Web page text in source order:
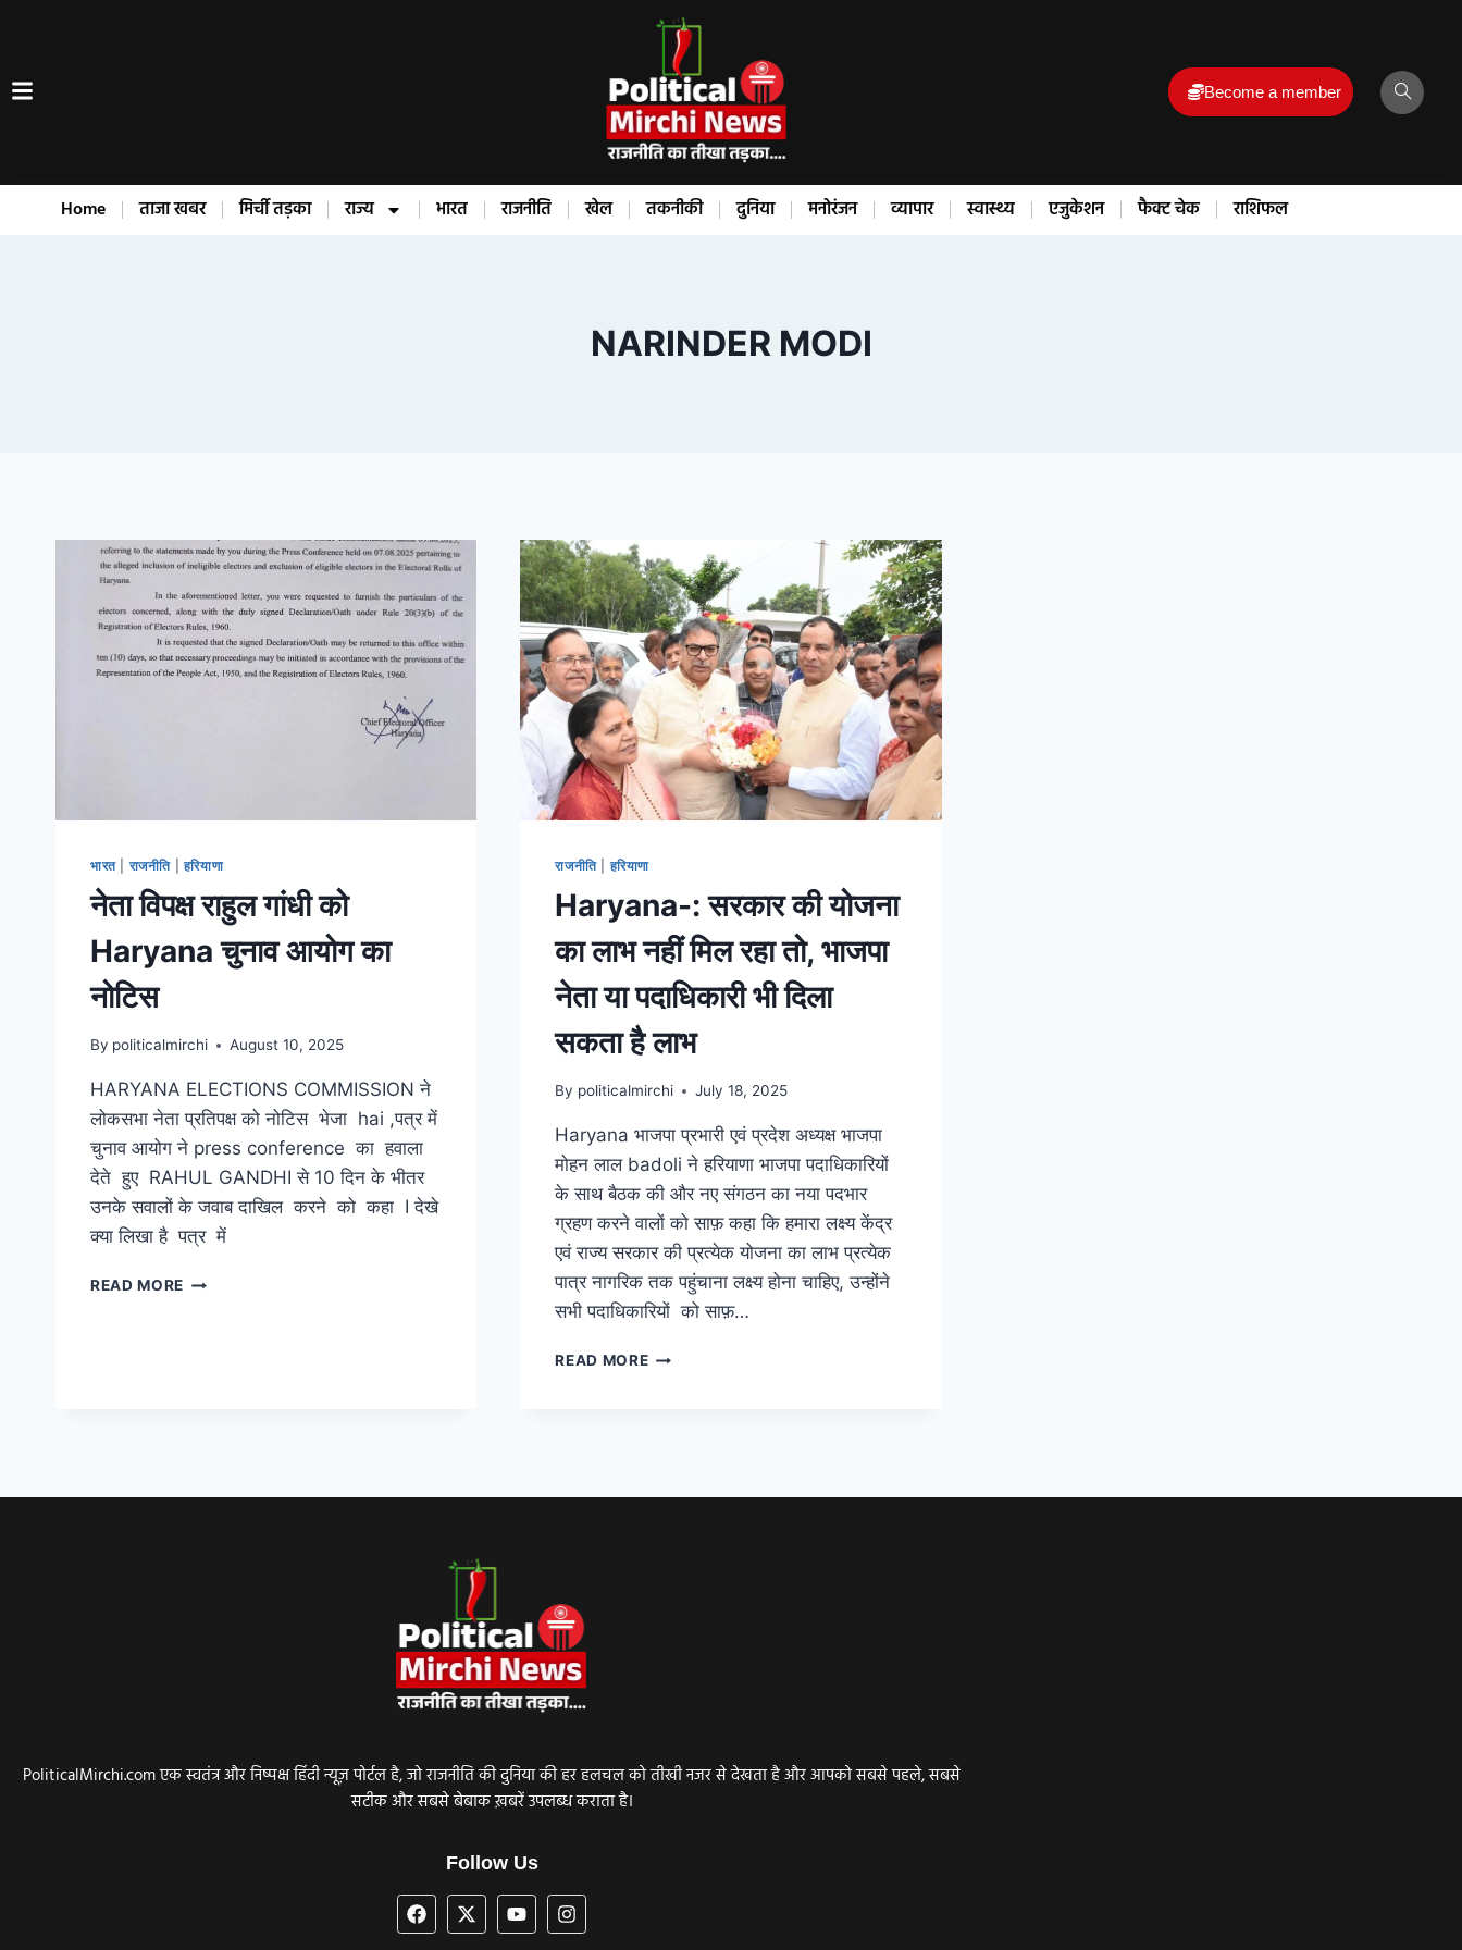
Become a member
Home ताजा खबर मिर्ची तड़का राज्य भारत राजनीति खेल तकनीकी दुनिया मनोरंजन व्यापार स्वास्थ्य एजुकेशन फैक्ट चेक राशिफल
NARINDER MODI
भारत| राजनीति| हरियाणा
नेता विपक्ष राहुल गांधी को
Haryana चुनाव आयोग का
नोटिस
By politicalmirchi August 10, 2025
HARYANA ELECTIONS COMMISSION ने
लोकसभा नेता प्रतिपक्ष को नोटिस भेजा hai ,पत्र में
चुनाव आयोग ने press conference का हवाला
देते हुए RAHUL GANDHI से 10 दिन के भीतर
उनके सवालों के जवाब दाखिल करने को कहा I देखे
क्या लिखा है पत्र में
READ MORE
राजनीति| हरियाणा
Haryana-: सरकार की योजना
का लाभ नहीं मिल रहा तो, भाजपा
नेता या पदाधिकारी भी दिला
सकता है लाभ
By politicalmirchi July 18, 2025
Haryana भाजपा प्रभारी एवं प्रदेश अध्यक्ष भाजपा
मोहन लाल badoli ने हरियाणा भाजपा पदाधिकारियों
के साथ बैठक की और नए संगठन का नया पदभार
ग्रहण करने वालों को साफ़ कहा कि हमारा लक्ष्य केंद्र
एवं राज्य सरकार की प्रत्येक योजना का लाभ प्रत्येक
पात्र नागरिक तक पहुंचाना लक्ष्य होना चाहिए, उन्होंने
सभी पदाधिकारियों को साफ़…
READ MORE
PoliticalMirchi.com एक स्वतंत्र और निष्पक्ष हिंदी न्यूज़ पोर्टल है, जो राजनीति की दुनिया की हर हलचल को तीखी नजर से देखता है और आपको सबसे पहले, सबसे
सटीक और सबसे बेबाक ख़बरें उपलब्ध कराता है।
Follow Us